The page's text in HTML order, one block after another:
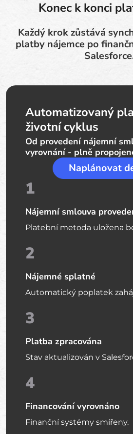
Konec k konci
Každý krok zůstává
platby nájemce po
Automatizovaný
životní cyklus
Od provedení nájemní
vyrovnání - plně
Naplánovat
1
Nájemní smlouva
Platební metoda uložena
2
Nájemné splatné
Automatický poplatek
3
Platba zpracována
Stav aktualizován v
4
Financování vyrovnáno
Finanční systémy smířeny.